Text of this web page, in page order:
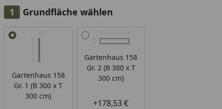
Grundfläche wählen
Alle anzeigen (2)
Gartenhaus 158
Gr. 1 (B 300 x T
300 cm)
Gartenhaus 158
Gr. 2 (B 380 x T
300 cm)
+178,53 €